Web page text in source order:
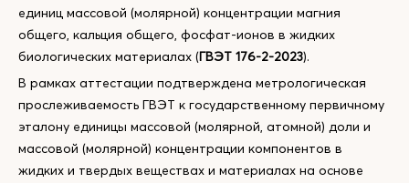
единиц массовой (молярной) концентрации магния
общего, кальция общего, фосфат-ионов в жидких
биологических материалах (ГВЭТ 176-2-2023).
В рамках аттестации подтверждена метрологическая
прослеживаемость ГВЭТ к государственному первичному
эталону единицы массовой (молярной, атомной) доли и
массовой (молярной) концентрации компонентов в
жидких и твердых веществах и материалах на основе